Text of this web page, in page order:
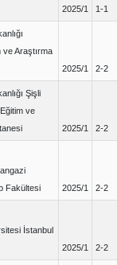
2025/1 1-1
Araştırma
2025/1 2-2
Şişli
ve
2025/1 2-2
Fakültesi
2025/1 2-2
İstanbul
2025/1 2-2